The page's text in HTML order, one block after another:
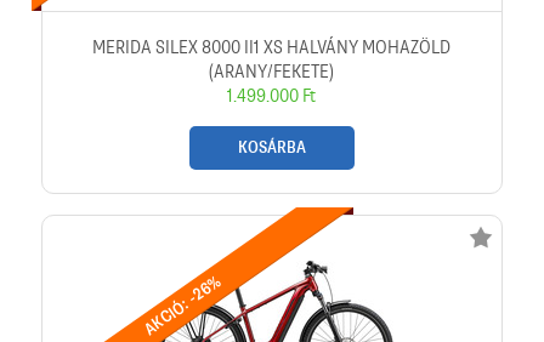
MERIDA SILEX 8000 II1 XS HALVÁNY MOHAZÖLD
(ARANY/FEKETE)
1.499.000 Ft
KOSÁRBA
AKCIÓ: -26%